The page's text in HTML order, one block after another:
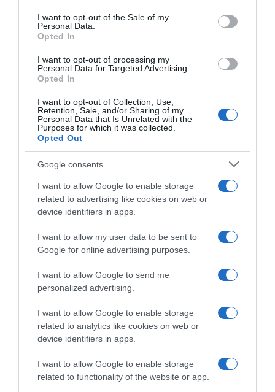
consent section.
I want to opt-out of the Sale of my
Personal Data.
Opted In
I want to opt-out of processing my
Personal Data for Targeted Advertising.
Opted In
I want to opt-out of Collection, Use,
Retention, Sale, and/or Sharing of my
Personal Data that Is Unrelated with the
Purposes for which it was collected.
Opted Out
Google consents
I want to allow Google to enable storage
related to advertising like cookies on web or
device identifiers in apps.
I want to allow my user data to be sent to
Google for online advertising purposes.
I want to allow Google to send me
personalized advertising.
I want to allow Google to enable storage
related to analytics like cookies on web or
device identifiers in apps.
I want to allow Google to enable storage
related to functionality of the website or app.
ΠΟΛΙΤΙΣΜΟΣ
για πάντα στη μνήμη μας
Η μορφή του είναι αξεπέραστη στον κινηματογράφο
23.03.2026 - 10:03
LIFESTYLE
Τελευταία κλήση: Η αληθινή ιστορία που